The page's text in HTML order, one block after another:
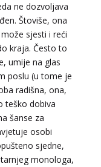
ne dozvoljava
Štoviše, ona
sjesti i reći
kraja. Često to
umije na glas
poslu (u tome je
radišna, ona,
teško dobiva
šanse za
osobi
sjedne,
monologa,